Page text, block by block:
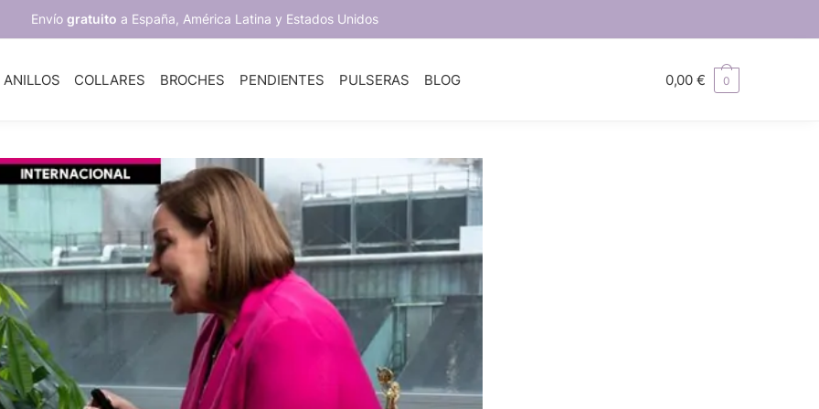
Envío gratuito a España, América Latina y Estados Unidos
ANILLOS COLLARES BROCHES PENDIENTES PULSERAS BLOG 0,00€ 0